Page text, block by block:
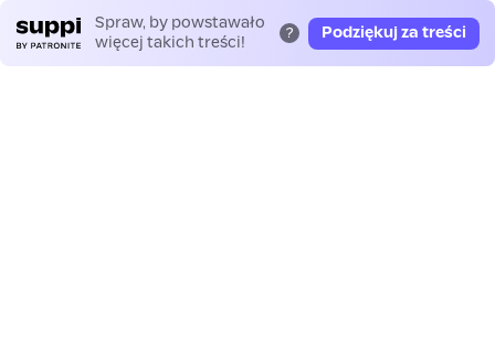
Spraw, by powstawało
więcej takich treści!
? Podziękuj za treści